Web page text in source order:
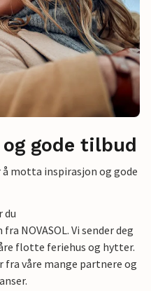
gode tilbud
motta inspirasjon og gode
du
NOVASOL. Vi sender deg
flotte feriehus og hytter.
våre mange partnere og